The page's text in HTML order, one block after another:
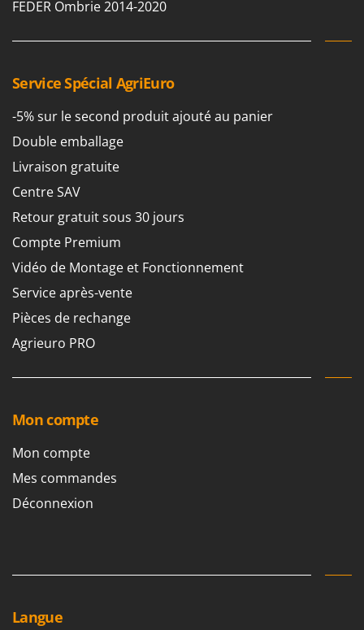
FEDER Ombrie 2014-2020
Service Spécial AgriEuro
-5% sur le second produit ajouté au panier
Double emballage
Livraison gratuite
Centre SAV
Retour gratuit sous 30 jours
Compte Premium
Vidéo de Montage et Fonctionnement
Service après-vente
Pièces de rechange
Agrieuro PRO
Mon compte
Mon compte
Mes commandes
Déconnexion
Langue